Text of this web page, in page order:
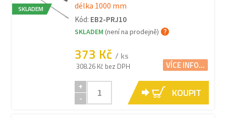
SKLADEM délka 1000 mm
Kód: EB2-PRJ10
SKLADEM (není na prodejně)
373 Kč / ks
308.26 Kč bez DPH VÍCE INFO...
+
-
KOUPIT